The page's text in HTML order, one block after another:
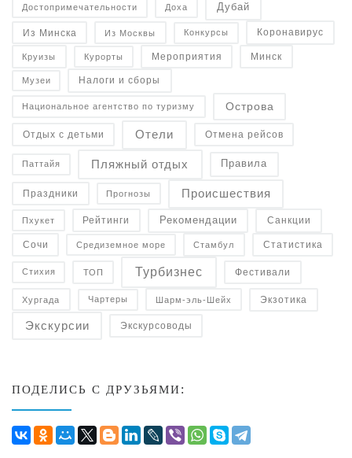
Достопримечательности Доха Дубай
Из Минска Из Москвы Конкурсы Коронавирус
Круизы Курорты Мероприятия Минск
Музеи Налоги и сборы
Национальное агентство по туризму Острова
Отдых с детьми Отели Отмена рейсов
Паттайя Пляжный отдых Правила
Праздники Прогнозы Происшествия
Пхукет Рейтинги Рекомендации Санкции
Сочи Средиземное море Стамбул Статистика
Стихия ТОП Турбизнес Фестивали
Хургада Чартеры Шарм-эль-Шейх Экзотика
Экскурсии Экскурсоводы
ПОДЕЛИСЬ С ДРУЗЬЯМИ: